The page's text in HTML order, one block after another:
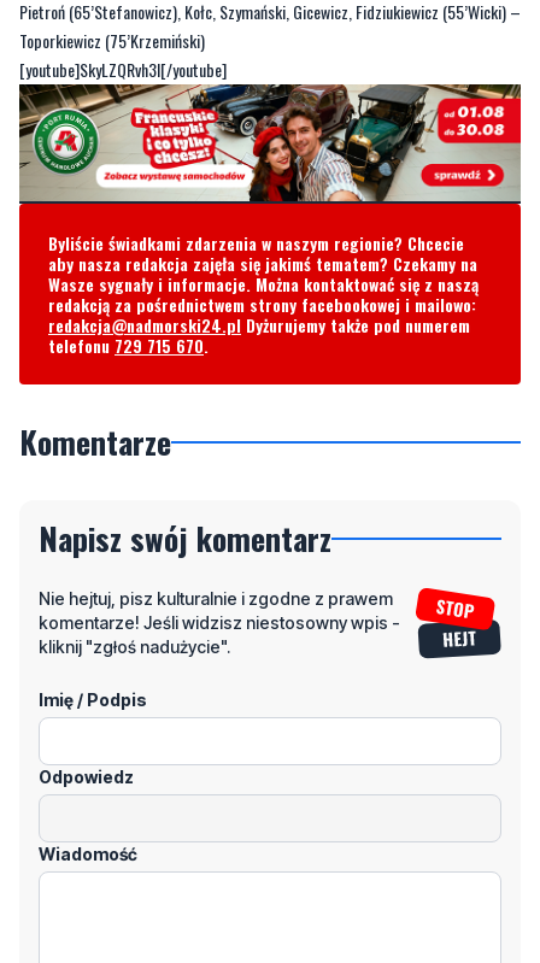
Pietroń (65’Stefanowicz), Kołc, Szymański, Gicewicz, Fidziukiewicz (55’Wicki) –
Toporkiewicz (75’Krzemiński)
[youtube]SkyLZQRvh3I[/youtube]
Byliście świadkami zdarzenia w naszym regionie? Chcecie
aby nasza redakcja zajęła się jakimś tematem? Czekamy na
Wasze sygnały i informacje. Można kontaktować się z naszą
redakcją za pośrednictwem strony facebookowej i mailowo:
redakcja@nadmorski24.pl Dyżurujemy także pod numerem
telefonu 729 715 670.
Komentarze
Napisz swój komentarz
Nie hejtuj, pisz kulturalnie i zgodne z prawem
komentarze! Jeśli widzisz niestosowny wpis -
kliknij "zgłoś nadużycie".
Imię / Podpis
Odpowiedz
Wiadomość